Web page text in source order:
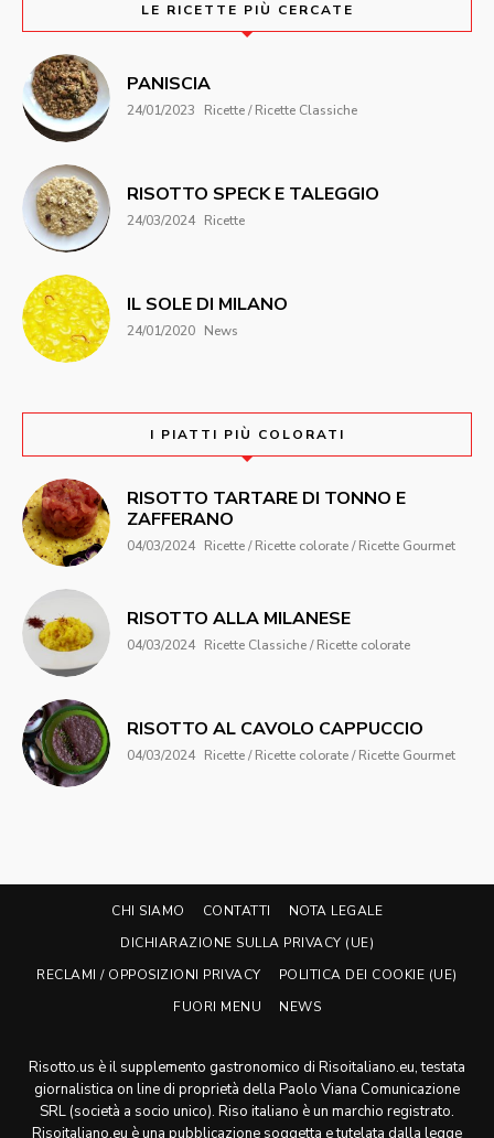
LE RICETTE PIÙ CERCATE
PANISCIA
24/01/2023 Ricette / Ricette Classiche
RISOTTO SPECK E TALEGGIO
24/03/2024 Ricette
IL SOLE DI MILANO
24/01/2020 News
I PIATTI PIÙ COLORATI
RISOTTO TARTARE DI TONNO E
ZAFFERANO
04/03/2024 Ricette / Ricette colorate / Ricette Gourmet
RISOTTO ALLA MILANESE
04/03/2024 Ricette Classiche / Ricette colorate
RISOTTO AL CAVOLO CAPPUCCIO
04/03/2024 Ricette / Ricette colorate / Ricette Gourmet
CHI SIAMO CONTATTI
NOTA LEGALE
DICHIARAZIONE SULLA PRIVACY (UE)
RECLAMI / OPPOSIZIONI PRIVACY
POLITICA DEI COOKIE (UE)
FUORI MENU
NEWS
Risotto.us è il supplemento gastronomico di Risoitaliano.eu, testata
giornalistica on line di proprietà della Paolo Viana Comunicazione
SRL (società a socio unico). Riso italiano è un marchio registrato.
Risoitaliano.eu è una pubblicazione soggetta e tutelata dalla legge